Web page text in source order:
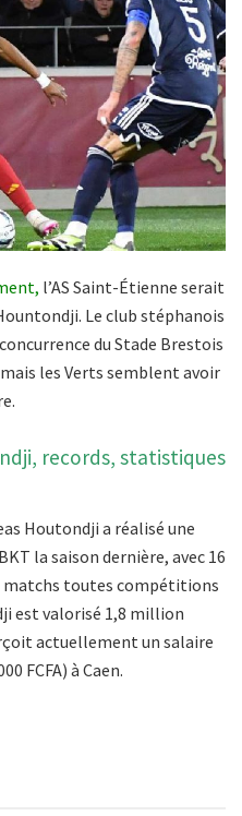
l’AS Saint-Étienne serait
Le club stéphanois
du Stade Brestois
les Verts semblent avoir
records, statistiques
Houtondji a réalisé une
la saison dernière, avec 16
matchs toutes compétitions
est valorisé 1,8 million
actuellement un salaire
FCFA) à Caen.